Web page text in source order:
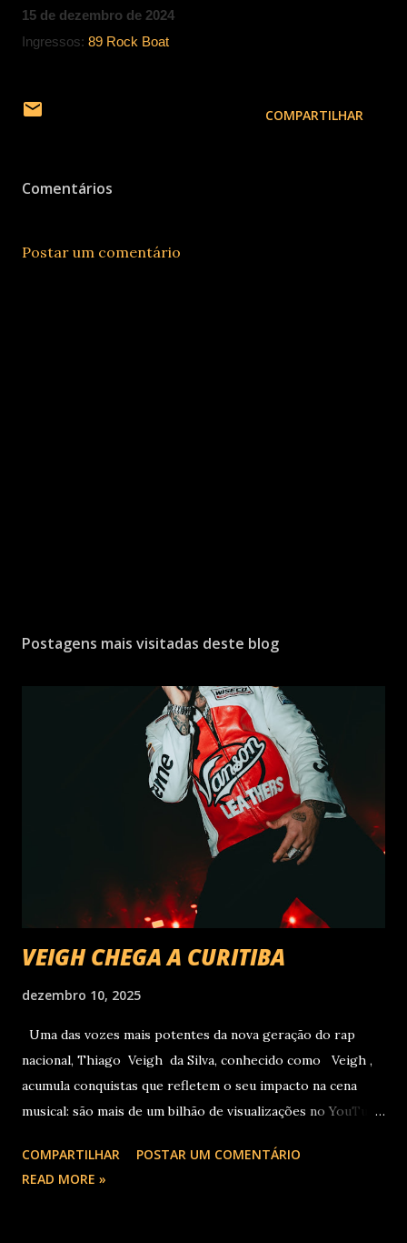
15 de dezembro de 2024
Ingressos: 89 Rock Boat
COMPARTILHAR
Comentários
Postar um comentário
Postagens mais visitadas deste blog
VEIGH CHEGA A CURITIBA
dezembro 10, 2025
Uma das vozes mais potentes da nova geração do rap
nacional, Thiago Veigh da Silva, conhecido como Veigh ,
acumula conquistas que refletem o seu impacto na cena
musical: são mais de um bilhão de visualizações no YouTube,
10 milhões de seguidores nas redes sociais, além de figurar
entre os nomes da prestigiada lista Forbes Under 30 de
COMPARTILHAR
POSTAR UM COMENTÁRIO
READ MORE »